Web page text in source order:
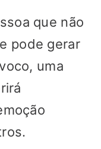
que não
pode gerar
uma